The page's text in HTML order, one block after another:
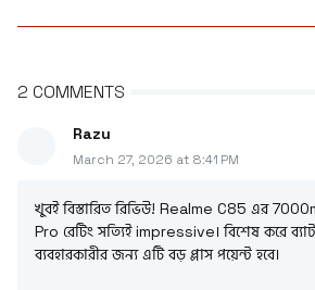
2 COMMENTS
Razu
March 27, 2026 at 8:41 PM
খুবই বিস্তারিত রিভিউ! Realme C85 এর
Pro রেটিং সত্যিই impressive। বিশেষ করে
ব্যবহারকারীর জন্য এটি বড় প্লাস পয়েন্ট হবে।